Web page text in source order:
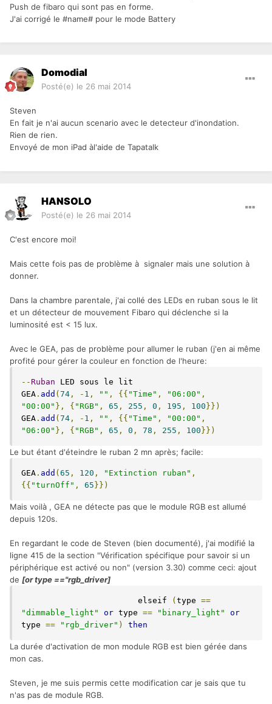
Push de fibaro qui sont pas en forme.
J'ai corrigé le #name# pour le mode Battery
Domodial
Posté(e) le 26 mai 2014
Steven
En fait je n'ai aucun scenario avec le detecteur d'inondation.
Rien de rien.
Envoyé de mon iPad àl'aide de Tapatalk
HANSOLO
Posté(e) le 26 mai 2014
C'est encore moi!
Mais cette fois pas de problème à signaler mais une solution à
donner.
Dans la chambre parentale, j'ai collé des LEDs en ruban sous le lit
et un détecteur de mouvement Fibaro qui déclenche si la
luminosité est < 15 lux.
Avec le GEA, pas de problème pour allumer le ruban (j'en ai même
profité pour gérer la couleur en fonction de l'heure:
-- Ruban LED sous le lit
GEA . add ( 74 , - 1 , "" , {{ "Time" , "06:00" ,
"00:00" }, { "RGB" , 65 , 255 , 0 , 195 , 100 }})
GEA . add ( 74 , - 1 , "" , {{ "Time" , "00:00" ,
"06:00" }, { "RGB" , 65 , 0 , 78 , 255 , 100 }})
Le but étant d'éteindre le ruban 2 mn après; facile:
GEA . add ( 65 , 120 , "Extinction ruban" ,
{{ "turnOff" , 65 }})
Mais voilà , GEA ne détecte pas que le module RGB est allumé
depuis 120s.
En regardant le code de Steven (bien documenté), j'ai modifié la
ligne 415 de la section "Vérification spécifique pour savoir si un
périphérique est activé ou non" (version 3.30) comme ceci: ajout
de [or type =="rgb_driver]
			elseif
( type ==
"dimmable_light"
or type == "binary_light"
or
type == "rgb_driver" ) then
La durée d'activation de mon module RGB est bien gérée dans
mon cas.
Steven, je me suis permis cette modification car je sais que tu
n'as pas de module RGB.